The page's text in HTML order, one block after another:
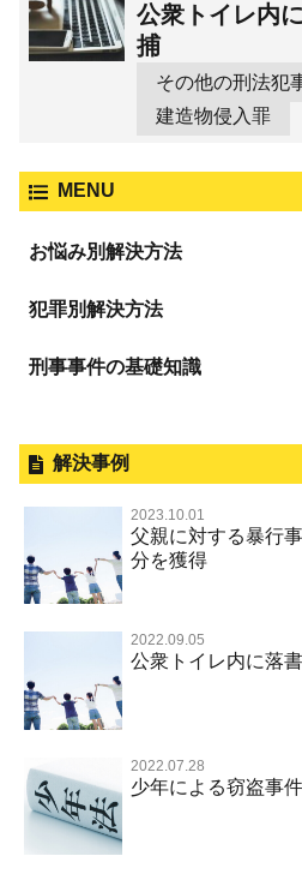
公衆トイレ内
捕
その他の刑法犯
建造物侵入罪
MENU
お悩み別解決方法
逮捕の不安や悩み
無実・無罪を証明してほしい
示談で解決してほしい
執行猶予にしてほしい
事件のことを秘密にしたい
被害届・告訴・告発されたら
犯罪別解決方法
事件別－暴力事件
過失致死・過失傷害
器物損壊
脅迫・強要
業務妨害罪
公務執行妨害罪
逮捕・監禁
暴行・傷害
略取・誘拐・人身売買
性犯罪 TOP
淫行・援助交際（児童買春、淫
不同意性交等罪（旧 強制性交等
監護者性交等罪
不同意わいせつ（旧 強制わいせ
公然わいせつ罪，わいせつ物頒
児童ポルノ リベンジポルノ
盗撮，のぞき行為
事件別－財産犯
財産犯 TOP
横領 背任
窃盗罪
恐喝
盗品売買・譲り受け等
事件別－薬物事件
薬物事件 TOP
覚せい剤
危険ドラッグ
大麻
麻薬及び向精神薬
事件別－交通違反・交通事故
交通違反・交通事故 TOP
交通事故 交通違反と刑事事件
自転車事故
人身事故・死亡事故
無免許運転
その他 TOP
児童虐待・保護責任者遺棄
住居侵入等
刑事事件の基礎知識
刑事裁判の概要・手続
公務員の逮捕・刑事事件
控訴・上告
国選弁護士と私選弁護士の違い
司法取引・刑事免責
取調べの注意点
少年事件の手続と特色
少年事件の処分
解決事例
2023.10.01
父親に対する暴行
分を獲得
2022.09.05
公衆トイレ内に落
2022.07.28
少年による窃盗事件